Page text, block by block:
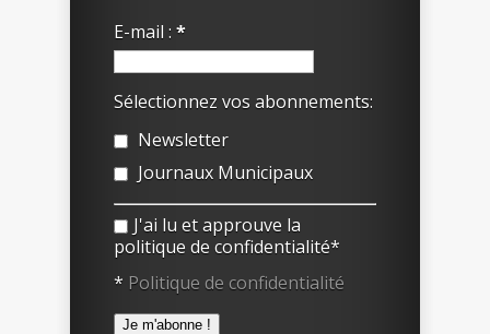
E-mail : *
Sélectionnez vos abonnements:
Newsletter
Journaux Municipaux
J'ai lu et approuve la
politique de confidentialité*
* Politique de confidentialité